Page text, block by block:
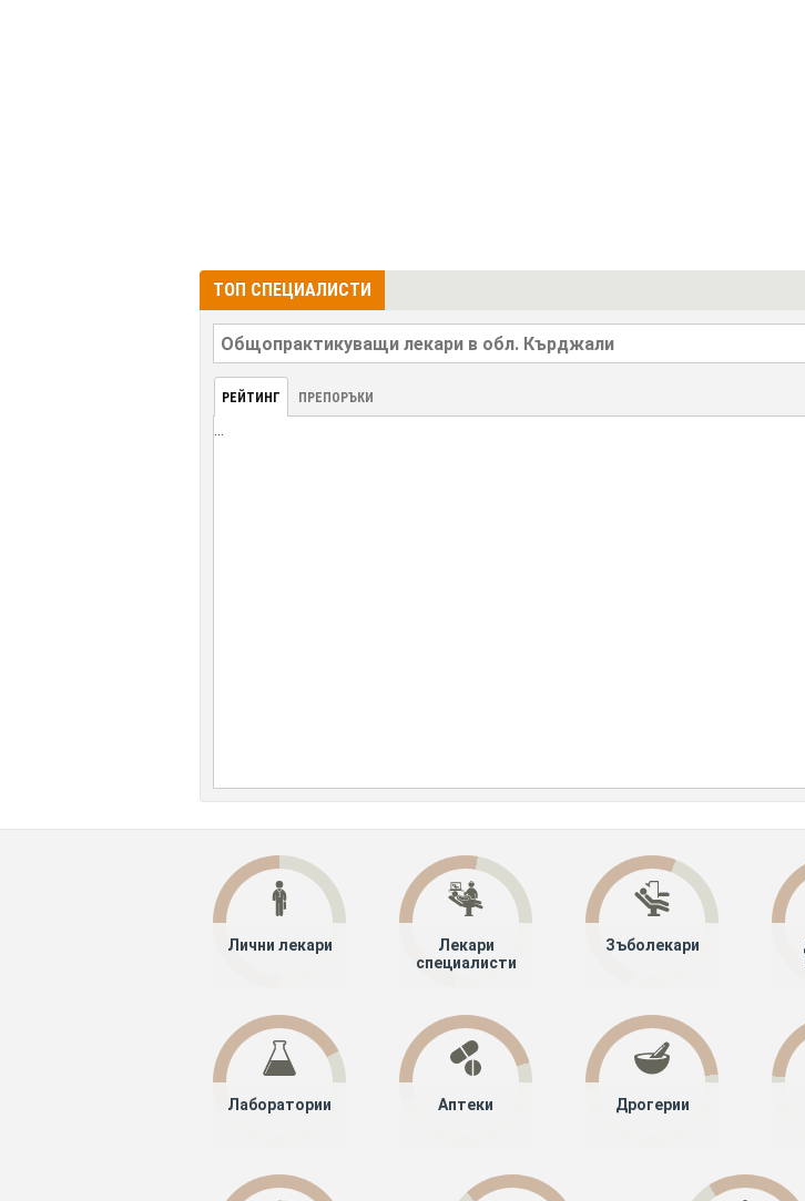
ТОП СПЕЦИАЛИСТИ
РЕЙТИНГ ПРЕПОРЪКИ
...
Лични лекари
Лекари
специалисти
Зъболекари
Лаборатории Аптеки Дрогерии